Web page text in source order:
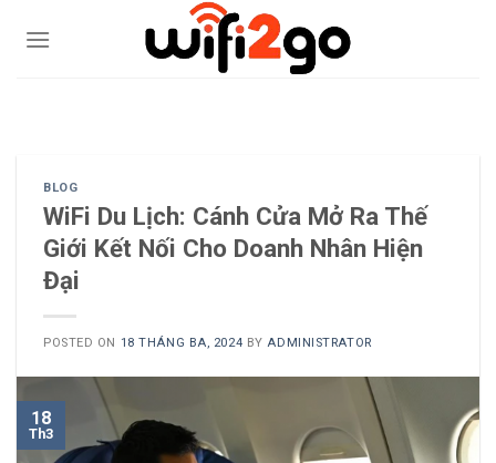
BLOG
WiFi Du Lịch: Cánh Cửa Mở Ra Thế
Giới Kết Nối Cho Doanh Nhân Hiện
Đại
POSTED ON 18 THÁNG BA, 2024 BY ADMINISTRATOR
18
Th3